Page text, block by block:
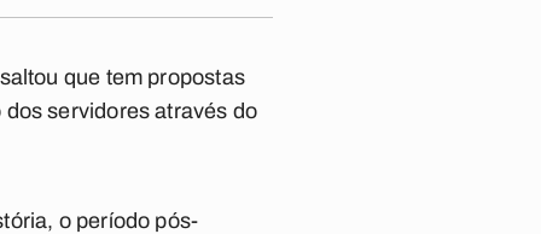
que tem propostas
servidores através do
o período pós-